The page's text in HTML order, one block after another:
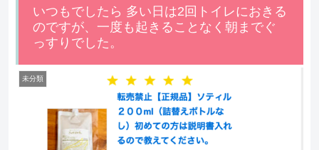
いつもでしたら 多い日は2回トイレにおきる
のですが、一度も起きることなく朝までぐ
っすりでした。
未分類